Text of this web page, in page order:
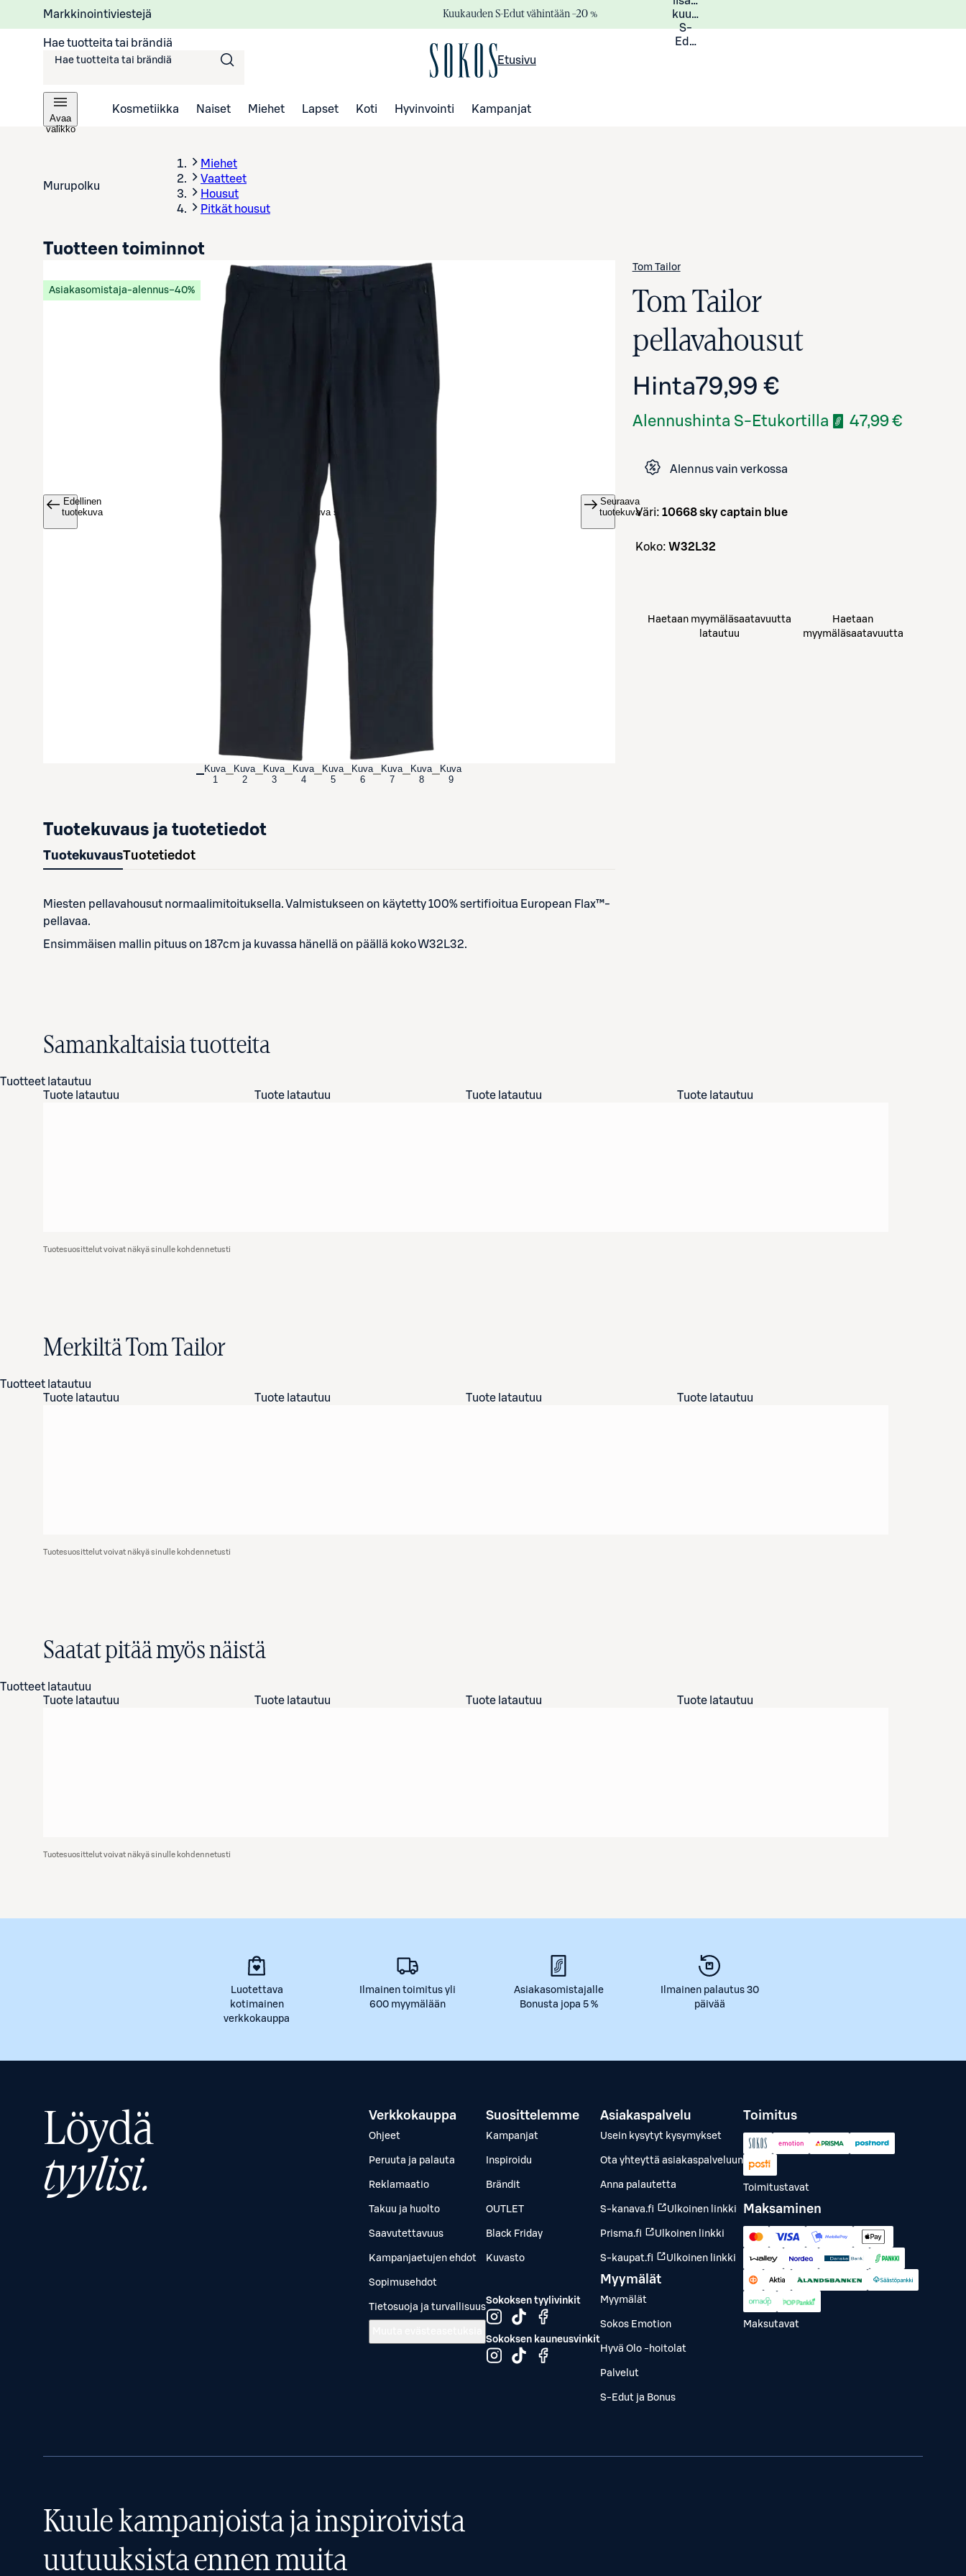
Markkinointiviestejä Kuukauden S-Edut vähintään –20 %
kuukauden
S-
Eduista
Hae tuotteita tai brändiä
Etusivu
Avaa
valikko
Kosmetiikka Naiset Miehet Lapset Koti Hyvinvointi Kampanjat
Murupolku
Miehet
Vaatteet
Housut
Pitkät housut
Avaa tuotekuva suurennettuna
Asiakasomistaja-alennus−40%
Edellinen
tuotekuva
Seuraava
tuotekuva
Kuva
1
Kuva
2
Kuva
3
Kuva
4
Kuva
5
Kuva
6
Kuva
7
Kuva
8
Kuva
9
Tom Tailor
Tom Tailor
pellavahousut
Hinta79,99 €
Alennushinta S-Etukortilla 47,99 €
Alennus vain verkossa
Tuotteen toiminnot
väri: 10668 sky captain blue
koko: W32L32
Haetaan myymäläsaatavuutta
latautuu
Haetaan
myymäläsaatavuutta
Tuotekuvaus ja tuotetiedot
TuotekuvausTuotetiedot
Miesten pellavahousut normaalimitoituksella. Valmistukseen on käytetty 100% sertifioitua European Flax™-
pellavaa.
Ensimmäisen mallin pituus on 187cm ja kuvassa hänellä on päällä koko W32L32.
Samankaltaisia tuotteita
Tuotteet latautuu
Tuote latautuu
Tuote latautuu Tuote latautuu Tuote latautuu
Tuotesuosittelut voivat näkyä sinulle kohdennetusti
Merkiltä Tom Tailor
Tuotteet latautuu
Tuote latautuu
Tuote latautuu Tuote latautuu Tuote latautuu
Tuotesuosittelut voivat näkyä sinulle kohdennetusti
Saatat pitää myös näistä
Tuotteet latautuu
Tuote latautuu
Tuote latautuu Tuote latautuu Tuote latautuu
Tuotesuosittelut voivat näkyä sinulle kohdennetusti
Luotettava
kotimainen
verkkokauppa
Ilmainen toimitus yli
600 myymälään
Asiakasomistajalle
Bonusta jopa 5 %
Ilmainen palautus 30
päivää
Löydä
tyylisi.
Verkkokauppa
Ohjeet
Peruuta ja palauta
Reklamaatio
Takuu ja huolto
Saavutettavuus
Kampanjaetujen ehdot
Sopimusehdot
Tietosuoja ja turvallisuus
Suosittelemme
Kampanjat
Inspiroidu
Brändit
OUTLET
Black Friday
Kuvasto
Sokoksen tyylivinkit
Sokoksen kauneusvinkit
Asiakaspalvelu
Usein kysytyt kysymykset
Ota yhteyttä asiakaspalveluun
Anna palautetta
S-kanava.fi Ulkoinen linkki
Prisma.fi Ulkoinen linkki
S-kaupat.fi Ulkoinen linkki
Myymälät
Myymälät
Sokos Emotion
Hyvä Olo -hoitolat
Palvelut
S-Edut ja Bonus
Toimitus
Toimitustavat
Maksaminen
Maksutavat
Kuule kampanjoista ja inspiroivista
uutuuksista ennen muita